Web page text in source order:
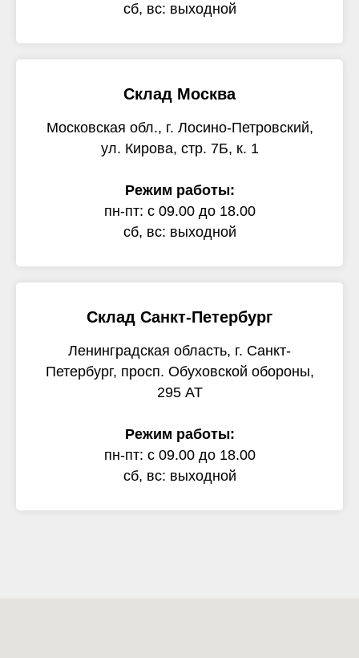
сб, вс: выходной
Склад Москва
Московская обл., г. Лосино-Петровский,
ул. Кирова, стр. 7Б, к. 1
Режим работы:
пн-пт: с 09.00 до 18.00
сб, вс: выходной
Склад Санкт-Петербург
Ленинградская область, г. Санкт-
Петербург, просп. Обуховской обороны,
295 АТ
Режим работы:
пн-пт: с 09.00 до 18.00
сб, вс: выходной